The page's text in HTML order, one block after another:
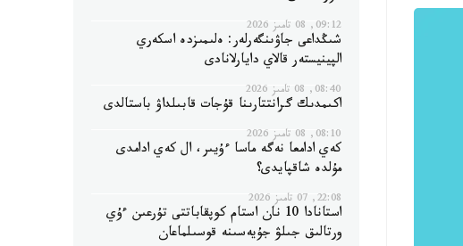
09:12, 08 تامىز 2026
شىڭداعى جاۋىنگەرلەر: ەلىمىزدە اسكەري
الپينيستەر قالاي دايارلانادى
08:40, 08 تامىز 2026
اكىمدىك گرانتتارىنا قۇجات قابىلداۋ باستالدى
08:10, 08 تامىز 2026
كەي ادامعا نەگە ماسا ءۇيىر، ال كەي ادامدى
مۇلدە شاقپايدى؟
22:08, 07 تامىز 2026
استانادا 10 نان استام كوپقاباتتى تۇرعىن ءۇي
ورتالىق جىلۋ جۇيەسىنە قوسىلماعان